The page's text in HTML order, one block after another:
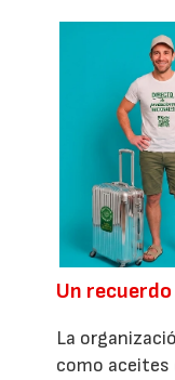
Un
La
como aceites